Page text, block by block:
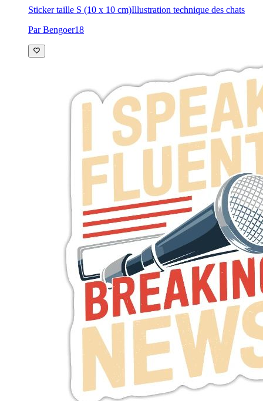
Sticker taille S (10 x 10 cm)Illustration technique des chats
Par Bengoer18